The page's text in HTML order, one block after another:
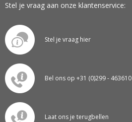
Stel je vraag aan onze klantenservice:
Stel je vraag hier
Bel ons op +31 (0)299 - 463610
Laat ons je terugbellen